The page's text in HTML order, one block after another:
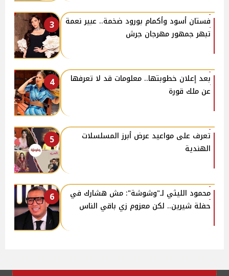
3
فستان أسود وأكمام بورود ضخمة.. عبير نعمة
تبهر جمهور مهرجان جرش
4
بعد إعلان خطوبتها.. معلومات قد لا تعرفها
عن ملك قورة
5
تعرف على مواعيد عرض أبرز المسلسلات
الهندية
6
محمود الليثي لـ"وشوشة": مش هشارك في
حفلة شيرين.. لكن معزوم زي باقي الناس